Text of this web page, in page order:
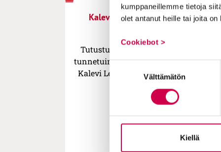
kumppaneillemme tietoja
olet antanut heille tai joita
Cookiebot >
Suostumuksen
valinta
Välttämätön
Kiellä
Kalevi Lehtinen -symposium 26.8.
08.06.2026
Tutustumme symposiumissa aikamme
tunnetuimman suomalaisen
Kalevi Lehtisen elämään ja